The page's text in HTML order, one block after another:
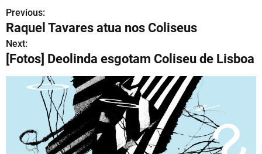
N
a
v
Previous:
Raquel Tavares atua nos Coliseus
Next:
[Fotos] Deolinda esgotam Coliseu de Lisboa